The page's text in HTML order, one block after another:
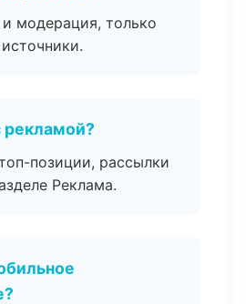
модерация, только
рекламой?
позиции, рассылки
Реклама.